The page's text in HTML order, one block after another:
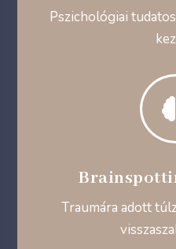
Pszichológiai
Traumára adott